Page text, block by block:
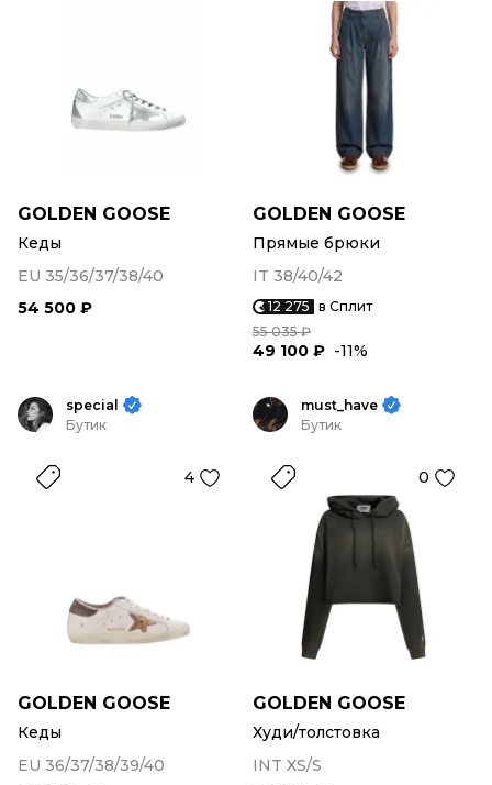
GOLDEN GOOSE
Кеды
EU 35/36/37/38/40
54 500 ₽
GOLDEN GOOSE
Прямые брюки
IT 38/40/42
12 275 в Сплит
55 035 ₽
49 100 ₽ -11%
special
Бутик
4
GOLDEN GOOSE
Кеды
EU 36/37/38/39/40
must_have
Бутик
0
GOLDEN GOOSE
Худи/толстовка
INT XS/S